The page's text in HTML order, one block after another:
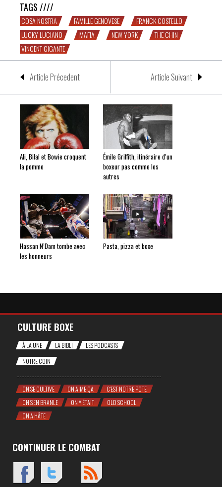
TAGS ////
COSA NOSTRA FAMILLE GENOVESE
FRANCK COSTELLO
LUCKY LUCIANO
MAFIA NEW YORK
THE CHIN
VINCENT GIGANTE
Article Précedent Article Suivant
Ali, Bilal et Bowie croquent
la pomme
Émile Griffith, itinéraire d’un
boxeur pas comme les
autres
Hassan N’Dam tombe avec
les honneurs
Pasta, pizza et boxe
CULTURE BOXE
À LA UNE LA BIBLI
LES PODCASTS
NOTRE COIN
ON SE CULTIVE ON AIME ÇA
C'EST NOTRE POTE
ON S'EN BRANLE
ON Y ÉTAIT
OLD SCHOOL
ON A HÂTE
CONTINUER LE COMBAT